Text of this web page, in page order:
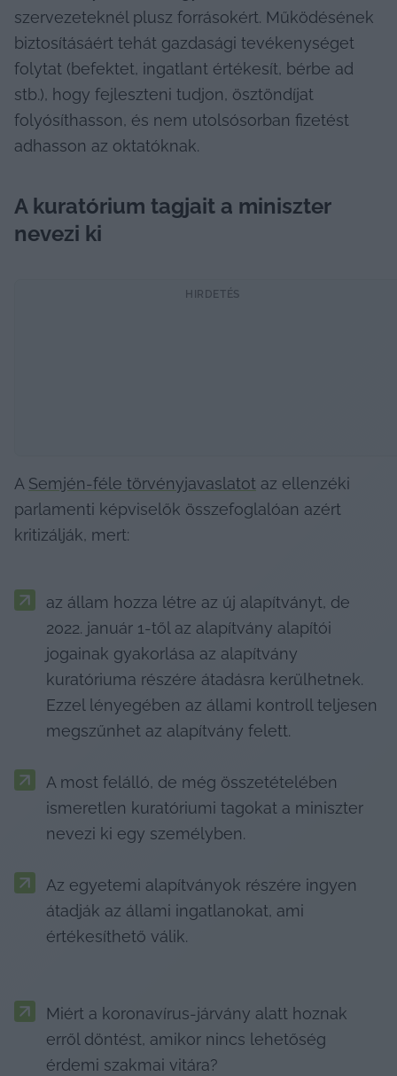
szervezeteknél plusz forrásokért. Működésének
biztosításáért tehát gazdasági tevékenységet
folytat (befektet, ingatlant értékesít, bérbe ad
stb.), hogy fejleszteni tudjon, ösztöndíjat
folyósíthasson, és nem utolsósorban fizetést
adhasson az oktatóknak.
A kuratórium tagjait a miniszter
nevezi ki
HIRDETÉS
A Semjén-féle törvényjavaslatot az ellenzéki
parlamenti képviselők összefoglalóan azért
kritizálják, mert:
az állam hozza létre az új alapítványt, de
2022. január 1-től az alapítvány alapítói
jogainak gyakorlása az alapítvány
kuratóriuma részére átadásra kerülhetnek.
Ezzel lényegében az állami kontroll teljesen
megszűnhet az alapítvány felett.
A most felálló, de még összetételében
ismeretlen kuratóriumi tagokat a miniszter
nevezi ki egy személyben.
Az egyetemi alapítványok részére ingyen
átadják az állami ingatlanokat, ami
értékesíthető válik.
Miért a koronavírus-járvány alatt hoznak
erről döntést, amikor nincs lehetőség
érdemi szakmai vitára?